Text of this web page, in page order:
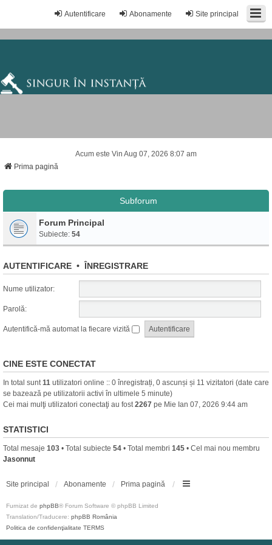
Site principal
Abonamente
Autentificare
Acum este Vin Aug 07, 2026 8:07 am
Prima pagină
Subforum
Forum Principal
Subiecte: 54
AUTENTIFICARE • ÎNREGISTRARE
Nume utilizator:
Parolă:
Autentifică-mă automat la fiecare vizită
CINE ESTE CONECTAT
In total sunt11 utilizatori online :: 0 înregistrați, 0 ascunși și 11 vizitatori (date care
se bazează pe utilizatorii activi în ultimele 5 minute)
Cei mai mulţi utilizatori conectaţi au fost2267 pe Mie Ian 07, 2026 9:44 am
STATISTICI
Total mesaje 103 • Total subiecte 54 • Total membri 145 • Cel mai nou membru
Jasonnut
Site principal Abonamente Prima pagină
Furnizat de phpBB® Forum Software © phpBB Limited
Translation/Traducere: phpBB România
Politica de confidenţialitate TERMS